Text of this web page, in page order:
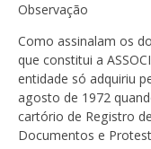
Observação
Como assinalam os
que constitui a
entidade só adquiriu
agosto de 1972
cartório de Registro
Documentos e